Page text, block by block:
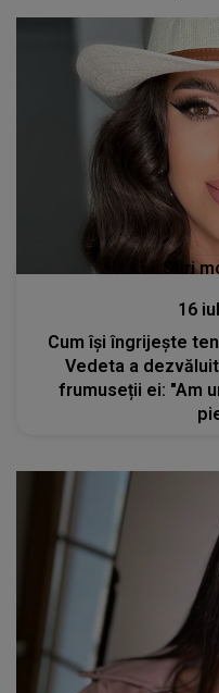
doi artiști stârnește
Stiri
16
Cum își îngrijește
Vedeta a
frumuseții ei: "Am